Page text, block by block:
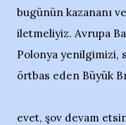
bugünün kazananı
iletmeliyiz. Avrupa
Polonya yenilgimizi,
örtbas eden Büyük
evet, şov devam